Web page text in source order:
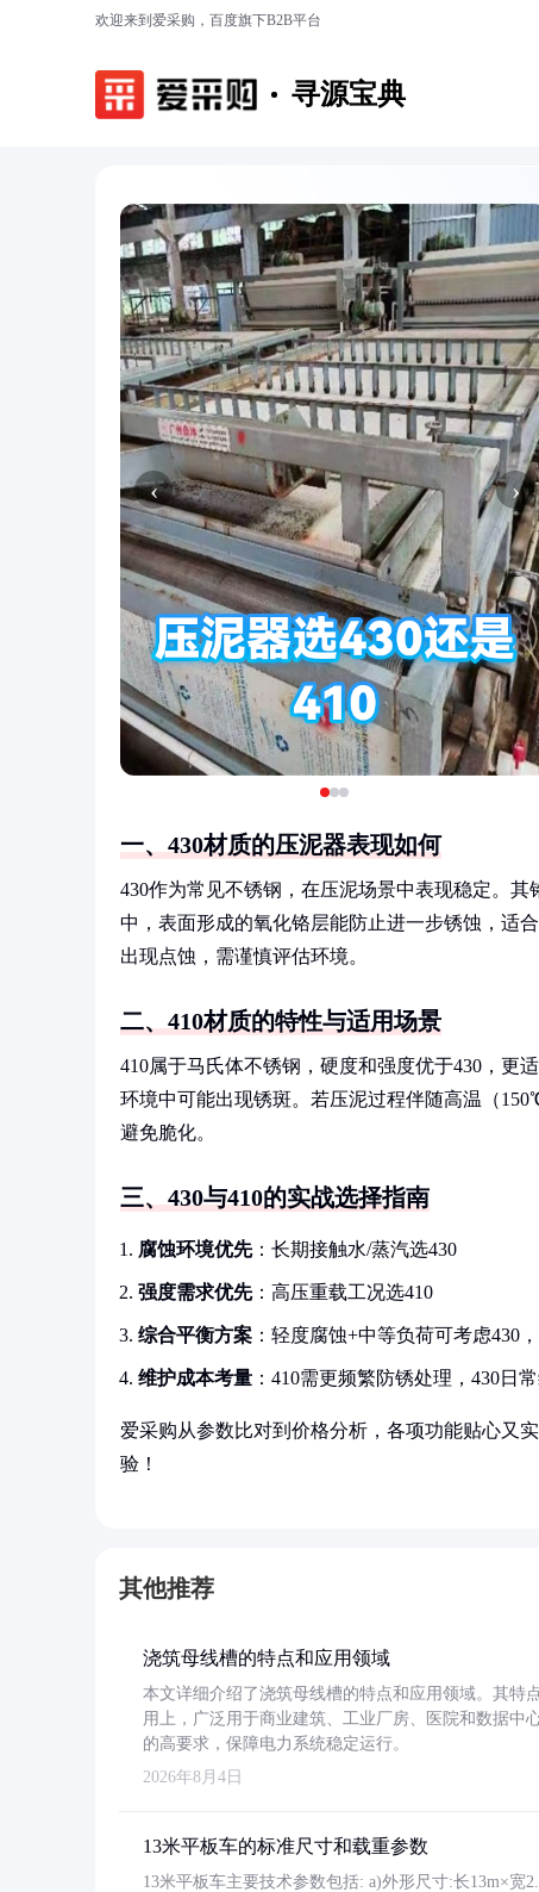
欢迎来到爱采购，百度旗下B2B平台
寻源宝典
‹ ›
一、430材质的压泥器表现如何
430作为常见不锈钢，在压泥场景中表现稳定。
中，表面形成的氧化铬层能防止进一步锈蚀，适
出现点蚀，需谨慎评估环境。
二、410材质的特性与适用场景
410属于马氏体不锈钢，硬度和强度优于430，更
环境中可能出现锈斑。若压泥过程伴随高温（
避免脆化。
三、430与410的实战选择指南
腐蚀环境优先：长期接触水/蒸汽选430
强度需求优先：高压重载工况选410
综合平衡方案 ：轻度腐蚀+中等负荷可考虑430
维护成本考量 ：410需更频繁防锈处理，430日
爱采购从参数比对到价格分析，各项功能贴心又
验！
其他推荐
浇筑母线槽的特点和应用领域
本文详细介绍了浇筑母线槽的特点和应用领域。其特
用上，广泛用于商业建筑、工业厂房、医院和数据中
的高要求，保障电力系统稳定运行。
2026年8月4日
13米平板车的标准尺寸和载重参数
13米平板车主要技术参数包括: a)外形尺寸:长13m×宽